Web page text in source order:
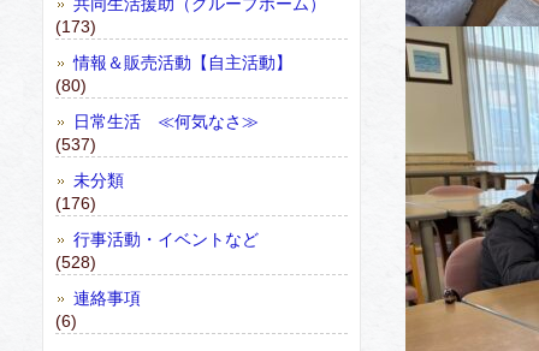
(173)
情報＆販売活動【自主活動】
(80)
日常生活 ≪何気なさ≫
(537)
未分類
(176)
行事活動・イベントなど
(528)
連絡事項
(6)